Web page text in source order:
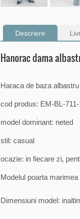
Descriere
Hanorac dama
Haraca de baza
cod produs: EM-BL-
model dominant: neted
stil: casual
ocazie: in fiecare zi,
Modelul poarta marimea
Dimensiuni model: